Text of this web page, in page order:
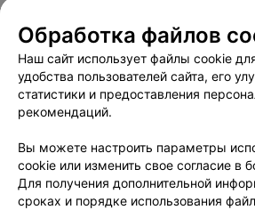
Пользовательское соглашение
Вакансии
Написать руководителю
Обработка персональных
Обработка файлов
Наш сайт использует файлы cookie
удобства пользователей сайта, его
статистики и предоставления
рекомендаций.
Вы можете настроить параметры
cookie или изменить свое согласие в
Для получения дополнительной
сроках и порядке использования